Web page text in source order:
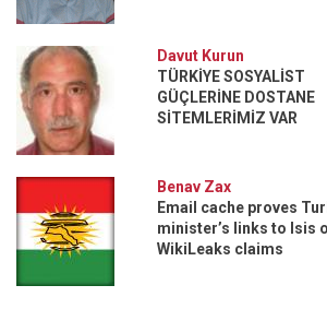
Davut Kurun
TÜRKİYE SOSYALİST
GÜÇLERİNE DOSTANE
SİTEMLERİMİZ VAR
Benav Zax
Email cache proves
minister’s links to Isis
WikiLeaks claims